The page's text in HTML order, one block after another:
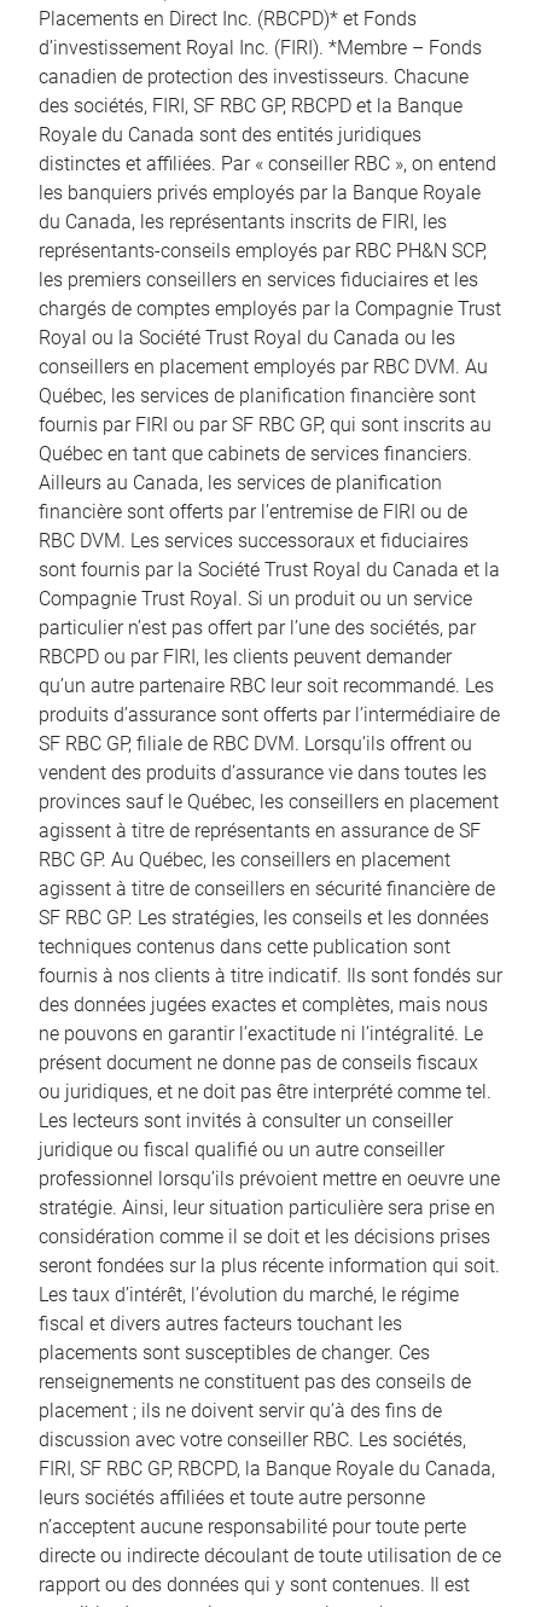
Placements en Direct Inc. (RBCPD)* et Fonds
d’investissement Royal Inc. (FIRI). *Membre – Fonds
canadien de protection des investisseurs. Chacune
des sociétés, FIRI, SF RBC GP, RBCPD et la Banque
Royale du Canada sont des entités juridiques
distinctes et affiliées. Par « conseiller RBC », on entend
les banquiers privés employés par la Banque Royale
du Canada, les représentants inscrits de FIRI, les
représentants-conseils employés par RBC PH&N SCP,
les premiers conseillers en services fiduciaires et les
chargés de comptes employés par la Compagnie Trust
Royal ou la Société Trust Royal du Canada ou les
conseillers en placement employés par RBC DVM. Au
Québec, les services de planification financière sont
fournis par FIRI ou par SF RBC GP, qui sont inscrits au
Québec en tant que cabinets de services financiers.
Ailleurs au Canada, les services de planification
financière sont offerts par l’entremise de FIRI ou de
RBC DVM. Les services successoraux et fiduciaires
sont fournis par la Société Trust Royal du Canada et la
Compagnie Trust Royal. Si un produit ou un service
particulier n’est pas offert par l’une des sociétés, par
RBCPD ou par FIRI, les clients peuvent demander
qu’un autre partenaire RBC leur soit recommandé. Les
produits d’assurance sont offerts par l’intermédiaire de
SF RBC GP, filiale de RBC DVM. Lorsqu’ils offrent ou
vendent des produits d’assurance vie dans toutes les
provinces sauf le Québec, les conseillers en placement
agissent à titre de représentants en assurance de SF
RBC GP. Au Québec, les conseillers en placement
agissent à titre de conseillers en sécurité financière de
SF RBC GP. Les stratégies, les conseils et les données
techniques contenus dans cette publication sont
fournis à nos clients à titre indicatif. Ils sont fondés sur
des données jugées exactes et complètes, mais nous
ne pouvons en garantir l’exactitude ni l’intégralité. Le
présent document ne donne pas de conseils fiscaux
ou juridiques, et ne doit pas être interprété comme tel.
Les lecteurs sont invités à consulter un conseiller
juridique ou fiscal qualifié ou un autre conseiller
professionnel lorsqu’ils prévoient mettre en oeuvre une
stratégie. Ainsi, leur situation particulière sera prise en
considération comme il se doit et les décisions prises
seront fondées sur la plus récente information qui soit.
Les taux d’intérêt, l’évolution du marché, le régime
fiscal et divers autres facteurs touchant les
placements sont susceptibles de changer. Ces
renseignements ne constituent pas des conseils de
placement ; ils ne doivent servir qu’à des fins de
discussion avec votre conseiller RBC. Les sociétés,
FIRI, SF RBC GP, RBCPD, la Banque Royale du Canada,
leurs sociétés affiliées et toute autre personne
n’acceptent aucune responsabilité pour toute perte
directe ou indirecte découlant de toute utilisation de ce
rapport ou des données qui y sont contenues. Il est